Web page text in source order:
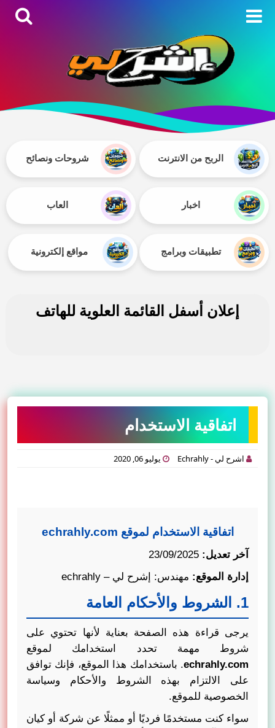
الربح من الانترنت شروحات ونصائح
اخبار العاب
تطبيقات وبرامج مواقع إلكترونية
إعلان أسفل القائمة العلوية للهاتف
اتفاقية الاستخدام
اشرح لي - Echrahly يوليو 06, 2020
اتفاقية الاستخدام لموقع echrahly.com
آخر تعديل:
إدارة الموقع: مهندس: إشرح لي – echrahly
1. الشروط والأحكام العامة
يرجى قراءة هذه الصفحة بعناية لأنها تحتوي على
شروط مهمة تحدد استخدامك لموقع
echrahly.com. باستخدامك هذا الموقع، فإنك توافق
على الالتزام بهذه الشروط والأحكام وسياسة
الخصوصية للموقع.
سواء كنت مستخدمًا فرديًا أو ممثلًا عن شركة أو كيان